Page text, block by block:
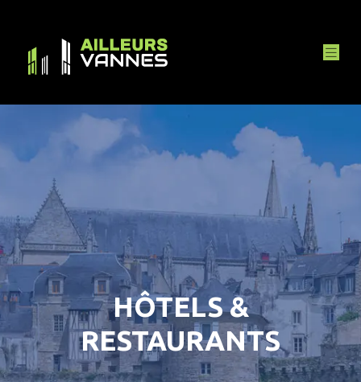
HÔTELS &
RESTAURANTS